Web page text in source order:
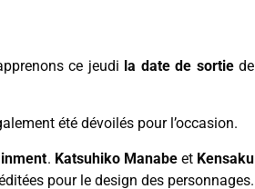
ce jeudi la date de sortiede
été dévoilés pour l’occasion.
. Katsuhiko Manabeet Kensaku
pour le design des personnages.